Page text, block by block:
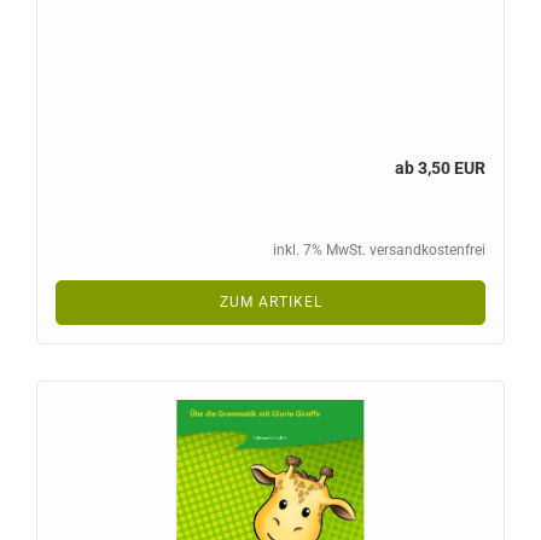
ab 3,50 EUR
inkl. 7% MwSt. versandkostenfrei
ZUM ARTIKEL